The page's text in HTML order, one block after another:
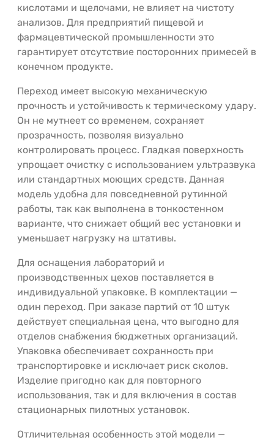
кислотами и щелочами, не влияет на чистоту
анализов. Для предприятий пищевой и
фармацевтической промышленности это
гарантирует отсутствие посторонних примесей в
конечном продукте.
Переход имеет высокую механическую
прочность и устойчивость к термическому удару.
Он не мутнеет со временем, сохраняет
прозрачность, позволяя визуально
контролировать процесс. Гладкая поверхность
упрощает очистку с использованием ультразвука
или стандартных моющих средств. Данная
модель удобна для повседневной рутинной
работы, так как выполнена в тонкостенном
варианте, что снижает общий вес установки и
уменьшает нагрузку на штативы.
Для оснащения лабораторий и
производственных цехов поставляется в
индивидуальной упаковке. В комплектации —
один переход. При заказе партий от 10 штук
действует специальная цена, что выгодно для
отделов снабжения бюджетных организаций.
Упаковка обеспечивает сохранность при
транспортировке и исключает риск сколов.
Изделие пригодно как для повторного
использования, так и для включения в состав
стационарных пилотных установок.
Отличительная особенность этой модели —